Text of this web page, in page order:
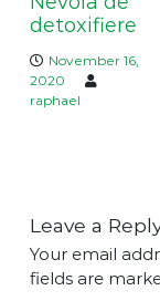
o
n
detoxifiere
November 16,
2020
raphael
Leave a
Your email
fields are